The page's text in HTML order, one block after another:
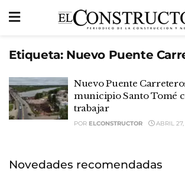
Etiqueta: Nuevo Puente
Nuevo Puente
municipio Santo Tomé
trabajar
POR ELCONSTRUCTOR ABRIL
Novedades recomendadas